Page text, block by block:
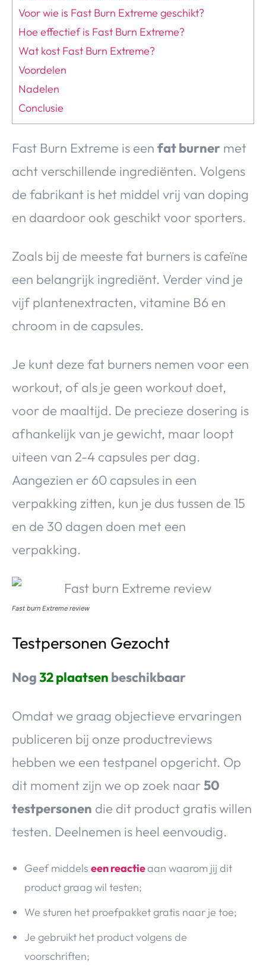
Voor wie is Fast Burn Extreme geschikt?
Hoe effectief is Fast Burn Extreme?
Wat kost Fast Burn Extreme?
Voordelen
Nadelen
Conclusie
Fast Burn Extreme is een fat burner met
acht verschillende ingrediënten. Volgens
de fabrikant is het middel vrij van doping
en daardoor ook geschikt voor sporters.
Zoals bij de meeste fat burners is cafeïne
een belangrijk ingrediënt. Verder vind je
vijf plantenextracten, vitamine B6 en
chroom in de capsules.
Je kunt deze fat burners nemen voor een
workout, of als je geen workout doet,
voor de maaltijd. De precieze dosering is
afhankelijk van je gewicht, maar loopt
uiteen van 2-4 capsules per dag.
Aangezien er 60 capsules in een
verpakking zitten, kun je dus tussen de 15
en de 30 dagen doen met een
verpakking.
Fast burn Extreme review
Testpersonen Gezocht
Nog32 plaatsen beschikbaar
Omdat we graag objectieve ervaringen
publiceren bij onze productreviews
hebben we een testpanel opgericht. Op
dit moment zijn we op zoek naar50
testpersonen die dit product gratis willen
testen. Deelnemen is heel eenvoudig.
Geef middels een reactieaan waarom jij dit
product graag wil testen;
We sturen het proefpakket gratis naar je toe;
Je gebruikt het product volgens de
voorschriften;